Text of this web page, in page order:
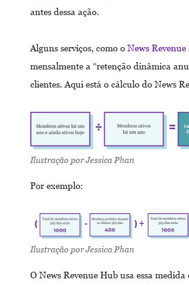
antes dessa ação.
Alguns serviços, como o News
mensalmente a “retenção dinâmica
clientes. Aqui está o cálculo do News
Ilustração por Jessica Phan
Por exemplo:
Ilustração por Jessica Phan
O News Revenue Hub usa essa medida